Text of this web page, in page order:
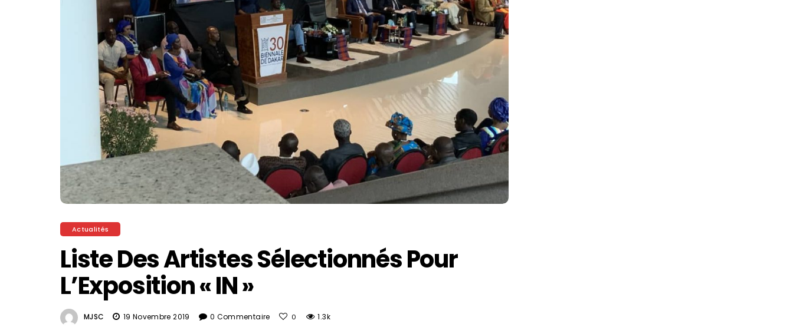
Actualités
Liste Des Artistes Sélectionnés Pour
L’Exposition « IN »
MJSC 19 Novembre 2019 0 Commentaire 0 1.3k